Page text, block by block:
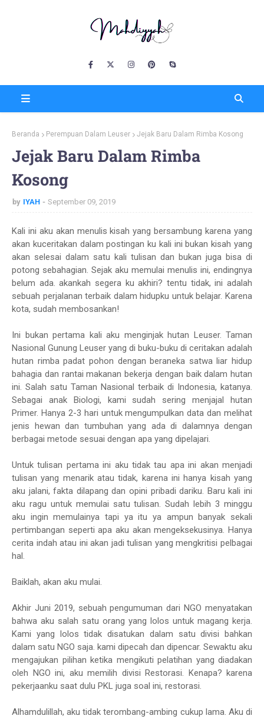
Beranda Perempuan Dalam Leuser Jejak Baru Dalam Rimba Kosong
Jejak Baru Dalam Rimba
Kosong
by IYAH September 09, 2019
Kali ini aku akan menulis kisah yang bersambung karena yang
akan kuceritakan dalam postingan ku kali ini bukan kisah yang
akan selesai dalam satu kali tulisan dan bukan juga bisa di
potong sebahagian. Sejak aku memulai menulis ini, endingnya
belum ada. akankah segera ku akhiri? tentu tidak, ini adalah
sebuah perjalanan terbaik dalam hidupku untuk belajar. Karena
kota, sudah membosankan!
Ini bukan pertama kali aku menginjak hutan Leuser. Taman
Nasional Gunung Leuser yang di buku-buku di ceritakan adalah
hutan rimba padat pohon dengan beraneka satwa liar hidup
bahagia dan rantai makanan bekerja dengan baik dalam hutan
ini. Salah satu Taman Nasional terbaik di Indonesia, katanya.
Sebagai anak Biologi, kami sudah sering menjajal hutan
Primer. Hanya 2-3 hari untuk mengumpulkan data dan melihat
jenis hewan dan tumbuhan yang ada di dalamnya dengan
berbagai metode sesuai dengan apa yang dipelajari.
Untuk tulisan pertama ini aku tidak tau apa ini akan menjadi
tulisan yang menarik atau tidak, karena ini hanya kisah yang
aku jalani, fakta dilapang dan opini pribadi dariku. Baru kali ini
aku ragu untuk memulai satu tulisan. Sudah lebih 3 minggu
aku ingin memulainya tapi ya itu ya ampun banyak sekali
pertimbangan seperti apa aku akan mengeksekusinya. Hanya
cerita indah atau ini akan jadi tulisan yang mengkritisi pelbagai
hal.
Baiklah, akan aku mulai.
Akhir Juni 2019, sebuah pengumuman dari NGO menyatakan
bahwa aku salah satu orang yang lolos untuk magang kerja.
Kami yang lolos tidak disatukan dalam satu divisi bahkan
dalam satu NGO saja. kami dipecah dan dipencar. Sewaktu aku
mengajukan pilihan ketika mengikuti pelatihan yang diadakan
oleh NGO ini, aku memilih divisi Restorasi. Kenapa? karena
pekerjaanku saat dulu PKL juga soal ini, restorasi.
Alhamdulillah, aku tidak terombang-ambing cukup lama. Aku di